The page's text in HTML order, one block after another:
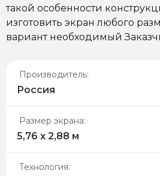
такой особенности
изготовить экран любого
вариант необходимый
Производитель:
Россия
Размер экрана:
5,76 х 2,88 м
Технология: